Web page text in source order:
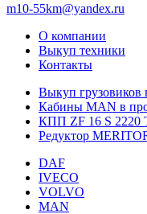
m10-55km@yandex.ru
О компании
Выкуп техники
Контакты
Выкуп грузовиков
Кабины MAN в
КПП ZF 16 S 2220
Редуктор
DAF
IVECO
VOLVO
MAN